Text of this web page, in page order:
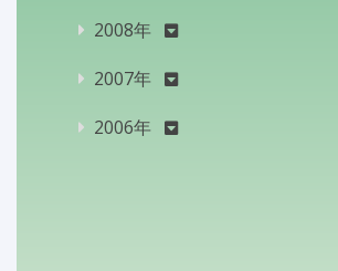
2008年
2007年
2006年